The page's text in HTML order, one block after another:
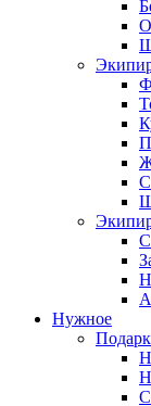
Нужное